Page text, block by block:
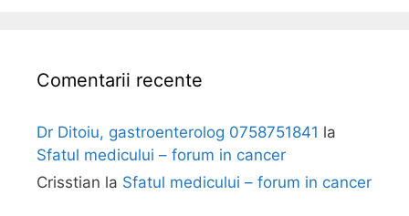
Comentarii recente
Dr Ditoiu, gastroenterolog 0758751841 la
Sfatul medicului – forum in cancer
Crisstian la Sfatul medicului – forum in cancer